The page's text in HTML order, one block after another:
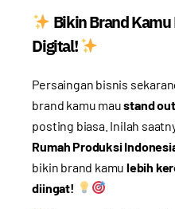
Bikin Brand Kamu
Digital!
Persaingan bisnis
brand kamu maustand out
posting biasa. Inilah
Rumah Produksi
bikin brand kamu lebih
diingat!